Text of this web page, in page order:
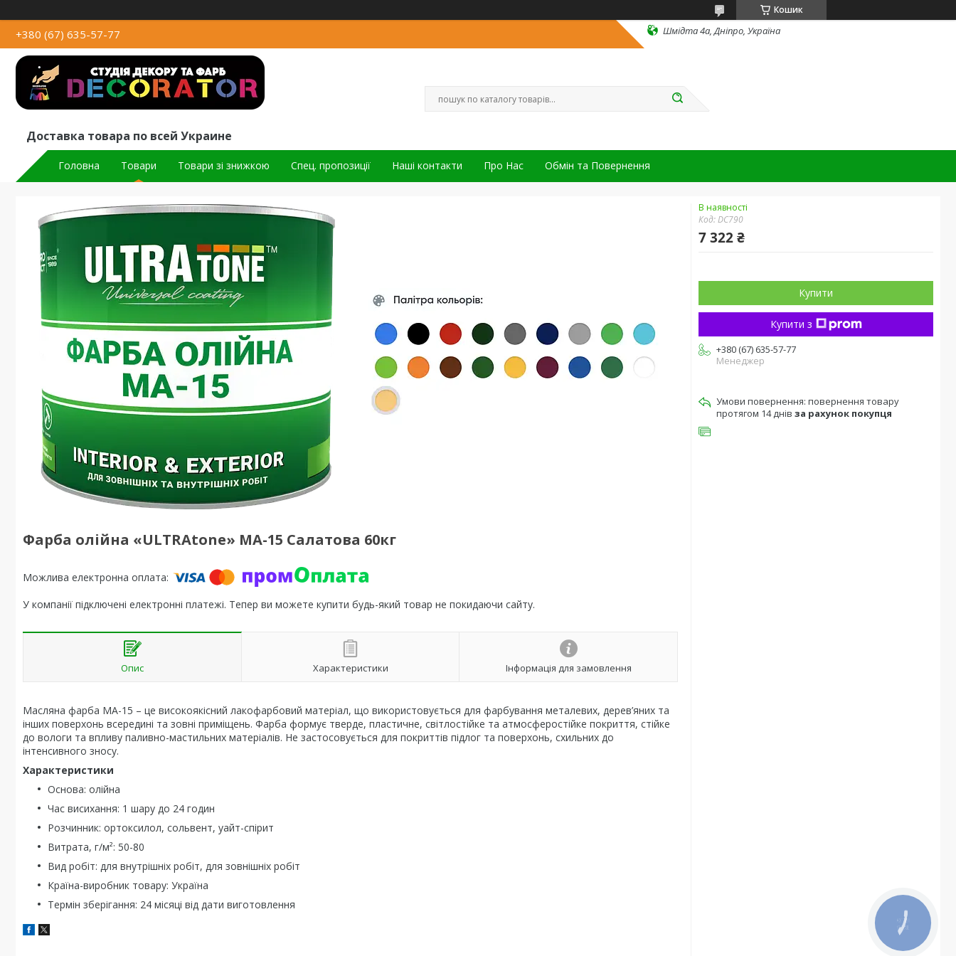
Кошик
+380 (67) 635-57-77 Шмідта 4а, Дніпро, Україна
Доставка товара по всей Украине
Головна Товари Товари зі знижкою Спец. пропозиції Наші контакти Про Нас Обмін та Повернення
Фарба олійна «ULTRAtone» МА-15 Салатова 60кг
У компанії підключені електронні платежі. Тепер ви можете купити будь-який товар не покидаючи сайту.
Опис Характеристики Інформація для замовлення
Масляна фарба МА-15 – це високоякісний лакофарбовий матеріал, що використовується для фарбування металевих, дерев’яних та
інших поверхонь всередині та зовні приміщень. Фарба формує тверде, пластичне, світлостійке та атмосферостійке покриття, стійке
до вологи та впливу паливно-мастильних матеріалів. Не застосовується для покриттів підлог та поверхонь, схильних до
інтенсивного зносу.
Характеристики
Основа: олійна
Час висихання: 1 шару до 24 годин
Розчинник: ортоксилол, сольвент, уайт-спірит
Витрата, г/м²: 50-80
Вид робіт: для внутрішніх робіт, для зовнішніх робіт
Країна-виробник товару: Україна
Термін зберігання: 24 місяці від дати виготовлення
В наявності
Код:DC790
7 322 ₴
Купити
Купити з
+380 (67) 635-57-77
Менеджер
повернення товару
протягом 14 днів за рахунок покупця
КНОПКА
ЗВ'ЯЗКУ